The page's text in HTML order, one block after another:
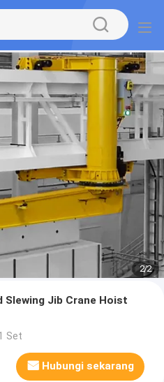
2/2
Slewing Jib Crane Hoist
Set
Hubungi sekarang